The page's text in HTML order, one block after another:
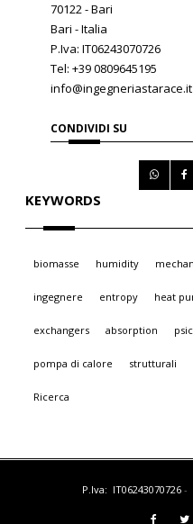
70122 - Bari
Bari - Italia
P.Iva: IT06243070726
Tel: +39 0809645195
info@ingegneriastarace.it
CONDIVIDI SU
KEYWORDS
biomasse humidity
ingegnere entropy heat
exchangers absorption
pompa di calore strutturali
Ricerca
P.Iva: IT06243070726 -